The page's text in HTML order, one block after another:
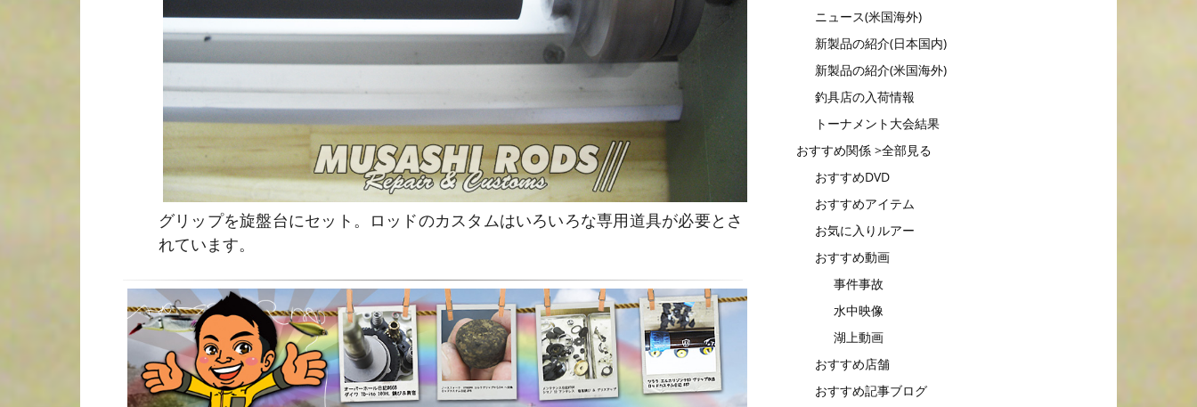
グリップを旋盤台にセット。ロッドのカスタムはいろいろな専用道具が必要とさ
れています。
ニュース(米国海外)
新製品の紹介(日本国内)
新製品の紹介(米国海外)
釣具店の入荷情報
トーナメント大会結果
おすすめ関係 >全部見る
おすすめDVD
おすすめアイテム
お気に入りルアー
おすすめ動画
事件事故
水中映像
湖上動画
おすすめ店舗
おすすめ記事ブログ